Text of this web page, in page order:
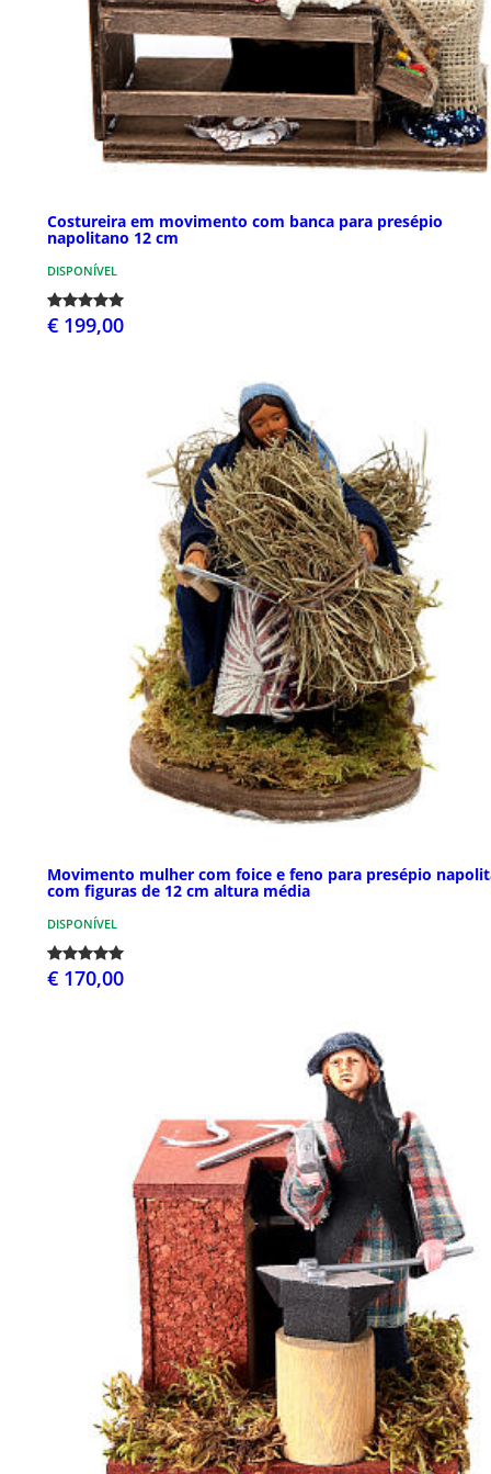
Costureira em movimento com banca para presépio
napolitano 12 cm
DISPONÍVEL
€ 199,00
Movimento mulher com foice e feno para presépio
com figuras de 12 cm altura média
DISPONÍVEL
€ 170,00